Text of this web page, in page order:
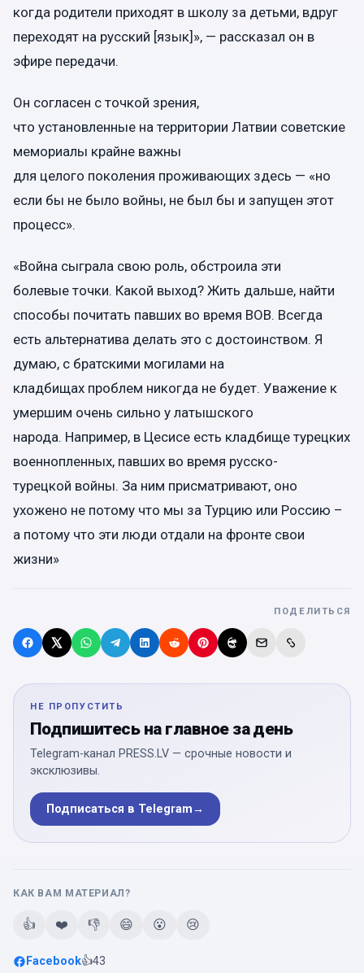
когда родители приходят в школу за детьми, вдруг
переходят на русский [язык]», — рассказал он в
эфире передачи.
Он согласен с точкой зрения,
что установленные на территории Латвии советские
мемориалы крайне важны
для целого поколения проживающих здесь — «но
если бы не было войны, не был бы и запущен этот
процесс».
«Война сыграла свою роль, обстроила эти
болевые точки. Какой выход? Жить дальше, найти
способы почитать павших во время ВОВ. Всегда
есть альтернатива делать это с достоинством. Я
думаю, с братскими могилами на
кладбищах проблем никогда не будет. Уважение к
умершим очень сильно у латышского
народа. Например, в Цесисе есть кладбище турецких
военнопленных, павших во время русско-
турецкой войны. За ним присматривают, оно
ухожено не потому что мы за Турцию или Россию –
а потому что эти люди отдали на фронте свои
жизни»
ПОДЕЛИТЬСЯ
НЕ ПРОПУСТИТЬ
Подпишитесь на главное за день
Telegram-канал PRESS.LV — срочные новости и
эксклюзивы.
Подписаться в Telegram→
КАК ВАМ МАТЕРИАЛ?
👍 ❤️ 👎 😄 😮 😢
Facebook👍43